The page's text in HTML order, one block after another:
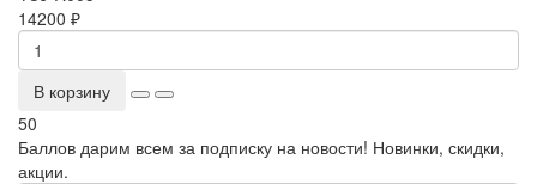
14200 ₽
В корзину
50
Баллов дарим всем за подписку на новости! Новинки, скидки,
акции.